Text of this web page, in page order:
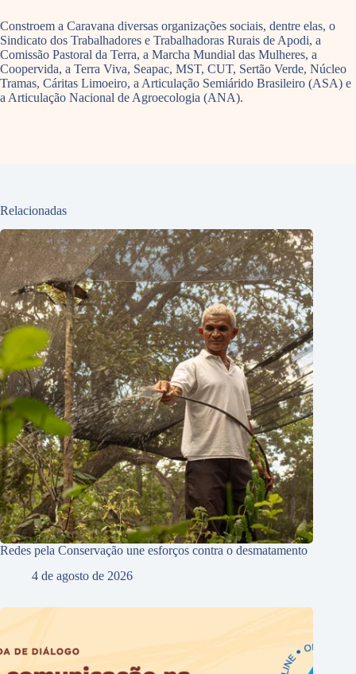
Constroem a Caravana diversas organizações sociais, dentre elas, o
Sindicato dos Trabalhadores e Trabalhadoras Rurais de Apodi, a
Comissão Pastoral da Terra, a Marcha Mundial das Mulheres, a
Coopervida, a Terra Viva, Seapac, MST, CUT, Sertão Verde, Núcleo
Tramas, Cáritas Limoeiro, a Articulação Semiárido Brasileiro (ASA) e
a Articulação Nacional de Agroecologia (ANA).
Relacionadas
Redes pela Conservação une esforços contra o desmatamento
4 de agosto de 2026